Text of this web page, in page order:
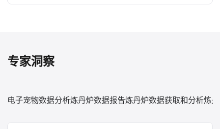
专家洞察
电子宠物数据分析炼丹炉数据报告炼丹炉数据获取和分析炼